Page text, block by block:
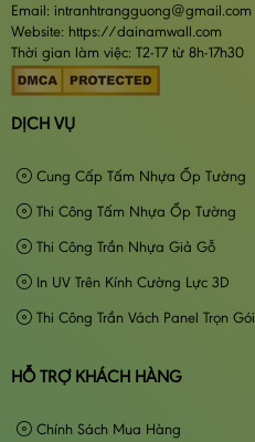
Email: intranhtrangguong@gmail.com
Website: https://dainamwall.com
Thời gian làm việc: T2-T7 từ 8h-17h30
DỊCH VỤ
Cung Cấp Tấm Nhựa Ốp Tường
Thi Công Tấm Nhựa Ốp Tường
Thi Công Trần Nhựa Giả Gỗ
In UV Trên Kính Cường Lực 3D
Thi Công Trần Vách Panel Trọn Gói
HỖ TRỢ KHÁCH HÀNG
Chính Sách Mua Hàng